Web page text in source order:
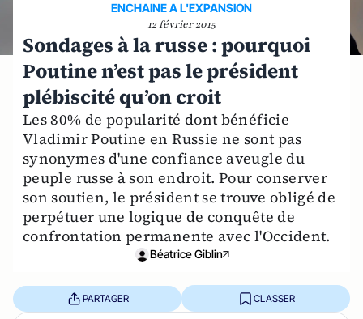
ENCHAINE A L'EXPANSION
12 février 2015
Sondages à la russe : pourquoi
Poutine n’est pas le président
plébiscité qu’on croit
Les 80% de popularité dont bénéficie
Vladimir Poutine en Russie ne sont pas
synonymes d'une confiance aveugle du
peuple russe à son endroit. Pour conserver
son soutien, le président se trouve obligé de
perpétuer une logique de conquête de
confrontation permanente avec l'Occident.
Béatrice Giblin
PARTAGER CLASSER